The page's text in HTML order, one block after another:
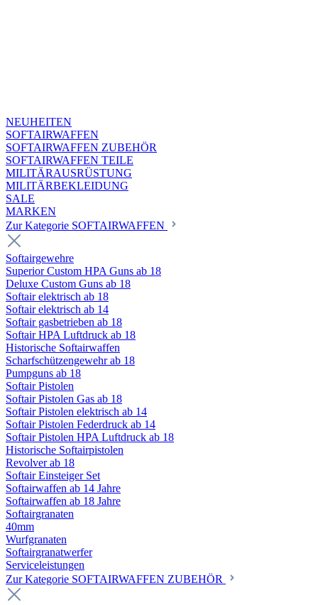
NEUHEITEN
SOFTAIRWAFFEN
SOFTAIRWAFFEN ZUBEHÖR
SOFTAIRWAFFEN TEILE
MILITÄRAUSRÜSTUNG
MILITÄRBEKLEIDUNG
SALE
MARKEN
Zur Kategorie SOFTAIRWAFFEN
Softairgewehre
Superior Custom HPA Guns ab 18
Deluxe Custom Guns ab 18
Softair elektrisch ab 18
Softair elektrisch ab 14
Softair gasbetrieben ab 18
Softair HPA Luftdruck ab 18
Historische Softairwaffen
Scharfschützengewehr ab 18
Pumpguns ab 18
Softair Pistolen
Softair Pistolen Gas ab 18
Softair Pistolen elektrisch ab 14
Softair Pistolen Federdruck ab 14
Softair Pistolen HPA Luftdruck ab 18
Historische Softairpistolen
Revolver ab 18
Softair Einsteiger Set
Softairwaffen ab 14 Jahre
Softairwaffen ab 18 Jahre
Softairgranaten
40mm
Wurfgranaten
Softairgranatwerfer
Serviceleistungen
Zur Kategorie SOFTAIRWAFFEN ZUBEHÖR